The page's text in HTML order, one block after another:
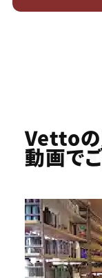
Vetto
動画で